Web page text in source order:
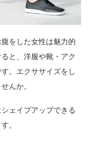
をした女性は魅力的
と、洋服や靴・アク
。エクササイズをし
んか。
ェイプアップできる
。